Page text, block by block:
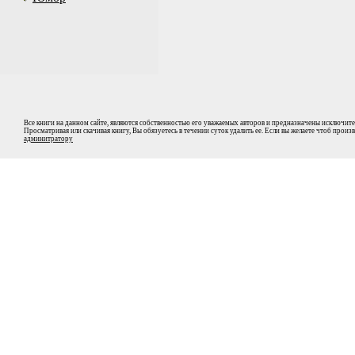
Все книги на данном сайте, являются собственностью его уважаемых авторов и предназначены
Просматривая или скачивая книгу, Вы обязуетесь в течении суток удалить ее. Если вы желаете чтоб
админитратору